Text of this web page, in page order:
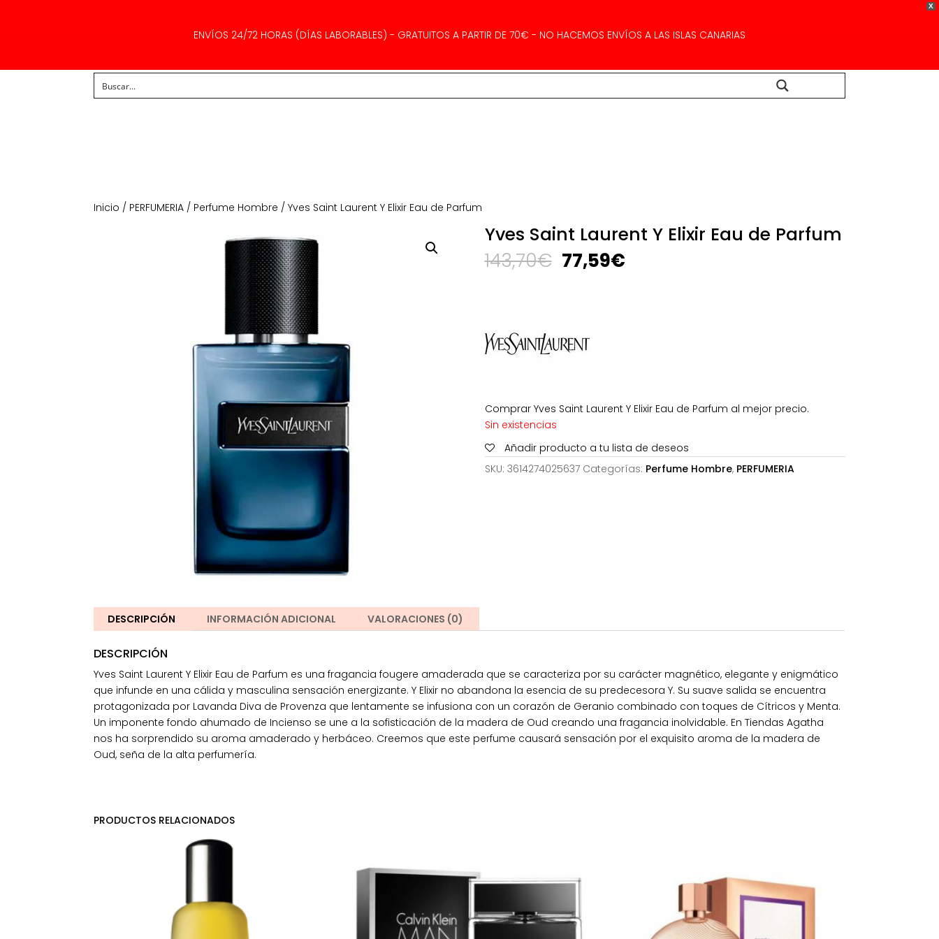
X
ENVÍOS 24/72 HORAS (DÍAS LABORABLES) - GRATUITOS A PARTIR DE 70€ - NO HACEMOS ENVÍOS A LAS ISLAS CANARIAS
Inicio / PERFUMERIA / Perfume Hombre / Yves Saint Laurent Y Elixir Eau de Parfum
Yves Saint Laurent Y Elixir Eau de Parfum
143,70€ El
precio
77,59€El
Comprar Yves Saint Laurent Y Elixir Eau de Parfum al mejor precio.
Sin existencias
Añadir producto a tu lista de deseos
SKU: 3614274025637 Categorías: Perfume Hombre, PERFUMERIA
DESCRIPCIÓN INFORMACIÓN ADICIONAL VALORACIONES (0)
DESCRIPCIÓN
Yves Saint Laurent Y Elixir Eau de Parfum es una fragancia fougere amaderada que se caracteriza por su carácter magnético, elegante y enigmático
que infunde en una cálida y masculina sensación energizante. Y Elixir no abandona la esencia de su predecesora Y. Su suave salida se encuentra
protagonizada por Lavanda Diva de Provenza que lentamente se infusiona con un corazón de Geranio combinado con toques de Cítricos y Menta.
Un imponente fondo ahumado de Incienso se une a la sofisticación de la madera de Oud creando una fragancia inolvidable. En Tiendas Agatha
nos ha sorprendido su aroma amaderado y herbáceo. Creemos que este perfume causará sensación por el exquisito aroma de la madera de
Oud, seña de la alta perfumería.
PRODUCTOS RELACIONADOS